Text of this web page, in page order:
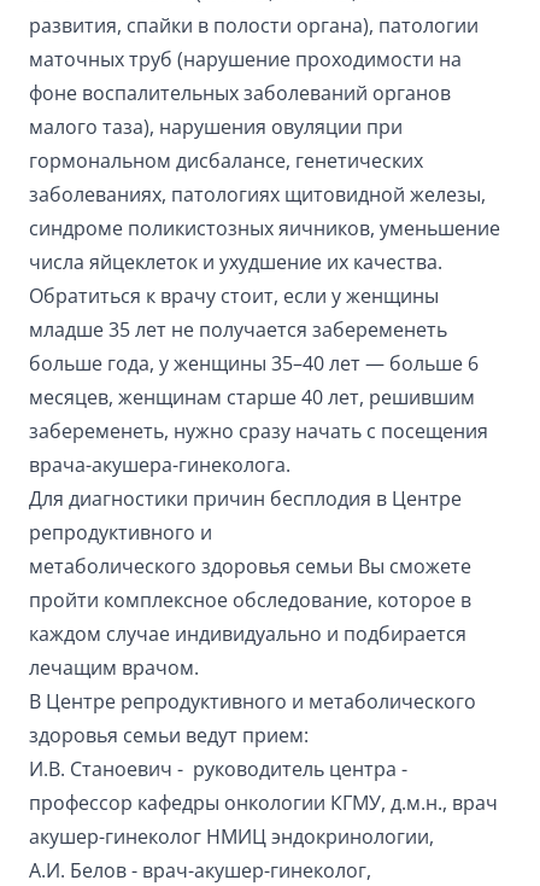
развития, спайки в полости органа), патологии
маточных труб (нарушение проходимости на
фоне воспалительных заболеваний органов
малого таза), нарушения овуляции при
гормональном дисбалансе, генетических
заболеваниях, патологиях щитовидной железы,
синдроме поликистозных яичников, уменьшение
числа яйцеклеток и ухудшение их качества.
Обратиться к врачу стоит, если у женщины
младше 35 лет не получается забеременеть
больше года, у женщины 35–40 лет — больше 6
месяцев, женщинам старше 40 лет, решившим
забеременеть, нужно сразу начать с посещения
врача-акушера-гинеколога.
Для диагностики причин бесплодия в Центре
репродуктивного и
метаболического здоровья семьи Вы сможете
пройти комплексное обследование, которое в
каждом случае индивидуально и подбирается
лечащим врачом.
В Центре репродуктивного и метаболического
здоровья семьи ведут прием:
И.В. Станоевич - руководитель центра -
профессор кафедры онкологии КГМУ, д.м.н., врач
акушер-гинеколог НМИЦ эндокринологии,
А.И. Белов- врач-акушер-гинеколог,